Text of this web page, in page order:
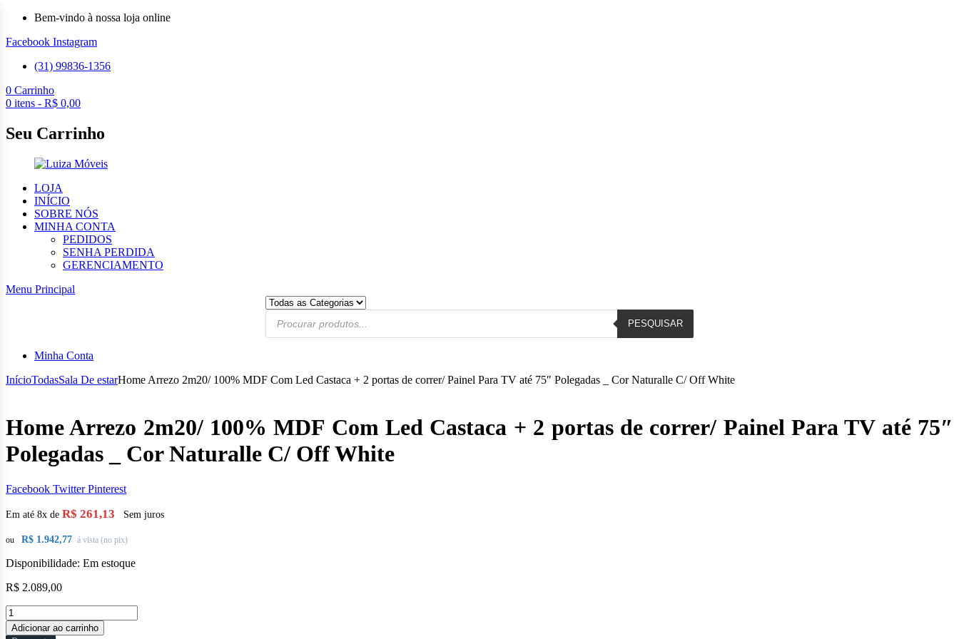
Bem-vindo à nossa loja online
Facebook Instagram
(31) 99836-1356
0 Carrinho
0 itens - R$ 0,00
Seu Carrinho
LOJA
INÍCIO
SOBRE NÓS
MINHA CONTA
PEDIDOS
SENHA PERDIDA
GERENCIAMENTO
Menu Principal
Pesquisa
produtos
PESQUISAR
Minha Conta
InícioTodasSala De estarHome Arrezo 2m20/ 100% MDF Com Led Castaca + 2 portas de correr/ Painel Para TV até 75″ Polegadas _ Cor Naturalle C/ Off White
Home Arrezo 2m20/ 100% MDF Com Led Castaca + 2 portas de correr/ Painel Para TV até 75″
Polegadas _ Cor Naturalle C/ Off White
Facebook Twitter Pinterest
Em até 8x de R$ 261,13 Sem juros
ou R$ 1.942,77 á vista (no pix)
Disponibilidade: Em estoque
R$ 2.089,00
Home
Arrezo
2m20/
Adicionar ao carrinho